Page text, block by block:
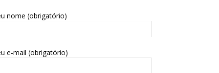
nome (obrigatório)
e-mail (obrigatório)